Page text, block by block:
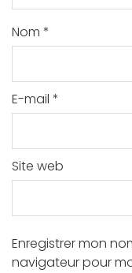
Nom *
E-mail *
Site web
Enregistrer mon
navigateur pour